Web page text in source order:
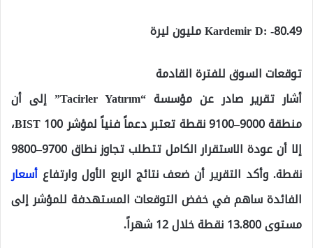
Kardemir D: -80.49 مليون ليرة
توقعات السوق للفترة القادمة
أشار تقرير صادر عن مؤسسة “Tacirler Yatırım” إلى أن
منطقة 9000–9100 نقطة تعتبر دعماً فنياً لمؤشر BIST 100،
إلا أن عودة الاستقرار الكامل تتطلب تجاوز نطاق 9700–9800
نقطة. وأكد التقرير أن ضعف نتائج الربع الأول وارتفاع أسعار
الفائدة ساهم في خفض التوقعات المستهدفة للمؤشر إلى
مستوى 13.800 نقطة خلال 12 شهراً.